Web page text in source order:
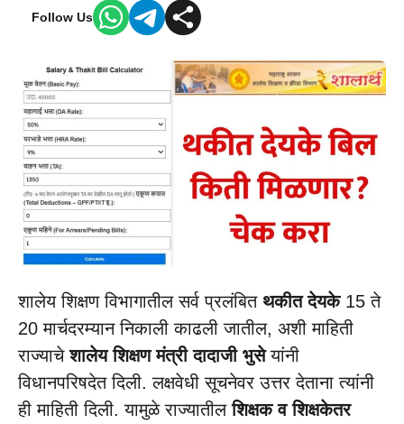
Follow Us
शालेय शिक्षण विभागातील सर्व प्रलंबित थकीत देयके15 ते
20 मार्चदरम्यान निकाली काढली जातील, अशी माहिती
राज्याचेशालेय शिक्षण मंत्री दादाजी भुसेयांनी
विधानपरिषदेत दिली. लक्षवेधी सूचनेवर उत्तर देताना त्यांनी
ही माहिती दिली. यामुळे राज्यातीलशिक्षक व शिक्षकेतर